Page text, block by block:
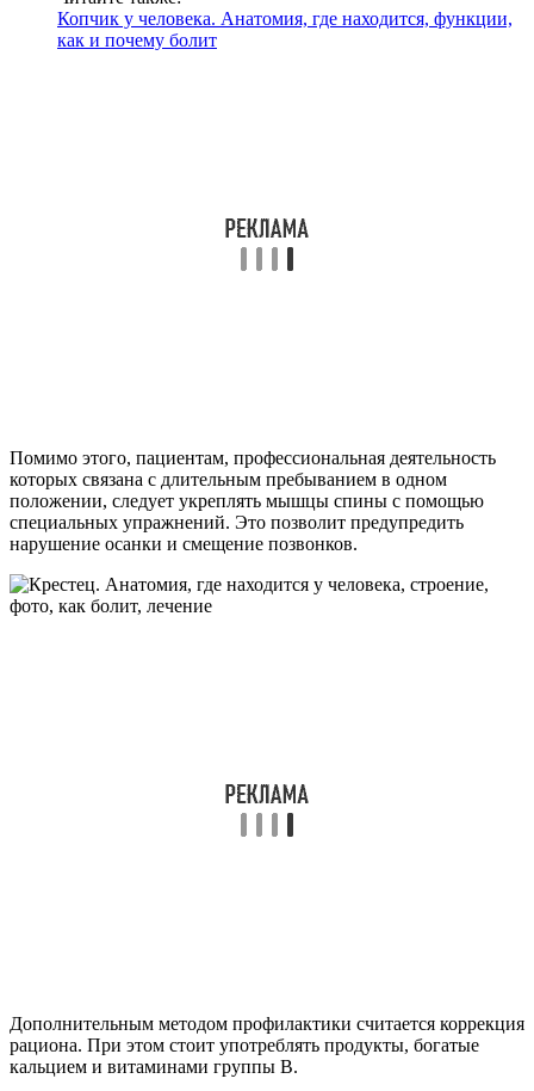
Копчик у человека. Анатомия, где находится, функции,
как и почему болит
Помимо этого, пациентам, профессиональная деятельность
которых связана с длительным пребыванием в одном
положении, следует укреплять мышцы спины с помощью
специальных упражнений. Это позволит предупредить
нарушение осанки и смещение позвонков.
Дополнительным методом профилактики считается коррекция
рациона. При этом стоит употреблять продукты, богатые
кальцием и витаминами группы В.